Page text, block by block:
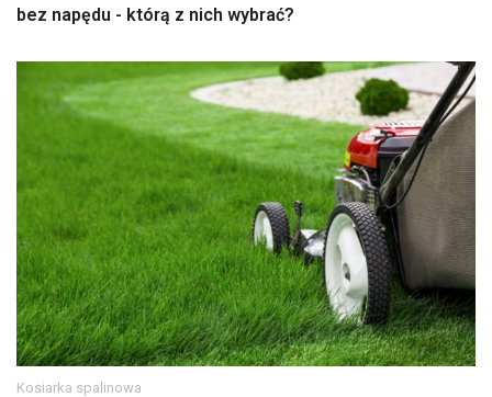
bez napędu - którą z nich wybrać?
Kosiarka spalinowa